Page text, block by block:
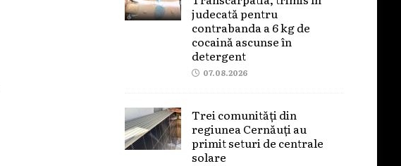
judecată pentru
contrabanda a 6 kg de
cocaină ascunse în
detergent
07.08.2026
Trei comunități din
regiunea Cernăuți au
primit seturi de centrale
solare